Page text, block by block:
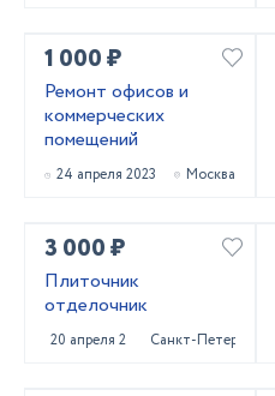
1 000 ₽
Ремонт офисов и
коммерческих
помещений
24 апреля 2023 Москва
3 000 ₽
Плиточник
отделочник
20 апреля 2023 Санкт-Петербург